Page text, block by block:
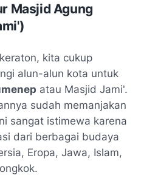
Masjid Agung
kita cukup
alun-alun kota untuk
atau Masjid Jami'.
sudah memanjakan
sangat istimewa karena
dari berbagai budaya
Eropa, Jawa, Islam,